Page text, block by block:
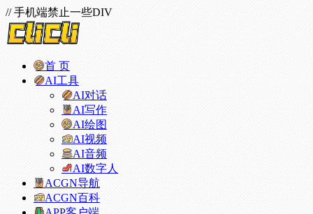
// 手机端禁止一些DIV
首 页
AI工具
AI对话
AI写作
AI绘图
AI视频
AI音频
AI数字人
ACGN导航
ACGN百科